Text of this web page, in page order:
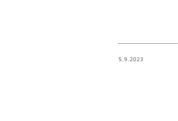
5.9.2023